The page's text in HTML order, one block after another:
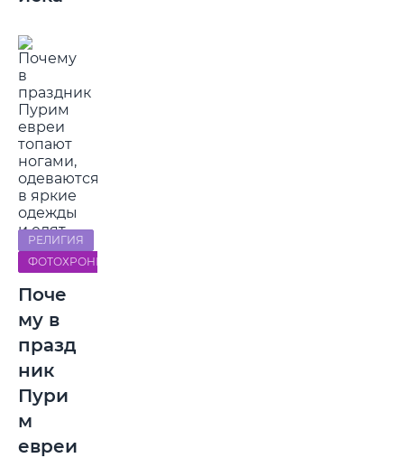
РЕЛИГИЯ
ФОТОХРОНИКА
Поче
му в
празд
ник
Пури
м
евреи